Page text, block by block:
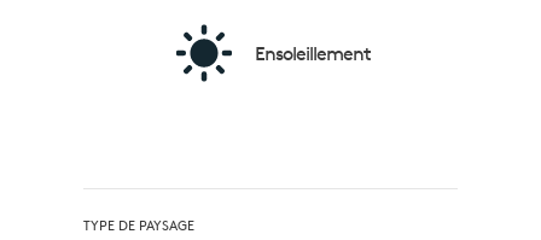
Ensoleillement
TYPE DE PAYSAGE